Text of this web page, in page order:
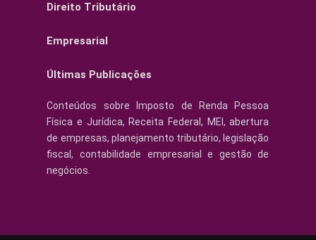
Direito Tributário
Empresarial
Últimas Publicações
Conteúdos sobre Imposto de Renda Pessoa
Física e Jurídica, Receita Federal, MEI, abertura
de empresas, planejamento tributário, legislação
fiscal, contabilidade empresarial e gestão de
negócios.